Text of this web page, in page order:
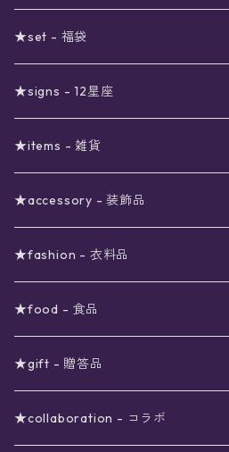
セール
真夜中のSALE
予約限定SALE
〜1000円
〜2000円
〜3000円
〜4000円
〜5000円
〜6000円
〜7000円
★set - 福袋
12星座福袋
星の市福袋
★signs - 12星座
12星座ギフトセット
★items - 雑貨
ステーショナリー
ギフトボックス
ノート
メイクアップ
ネイルカラー
アロマスプレー
ポーチ
夜空の星月
扇子(うちわ)
インテリア
★accessory - 装飾品
ピアス
星
月
イヤリング
星
月
ネックレス
星
チョーカー
★fashion - 衣料品
ワンピース
スター
フラワー
トップス
ブラウス
ボトムス
★food - 食品
珈琲
紅茶
★gift - 贈答品
ラッピング用オプション
★collaboration - コラボ